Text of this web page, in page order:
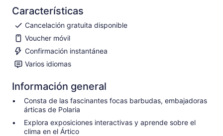
Características
Cancelación gratuita disponible
Voucher móvil
Confirmación instantánea
Varios idiomas
Información general
Consta de las fascinantes focas barbudas, embajadoras
árticas de Polaria
Explora exposiciones interactivas y aprende sobre el
clima en el Ártico